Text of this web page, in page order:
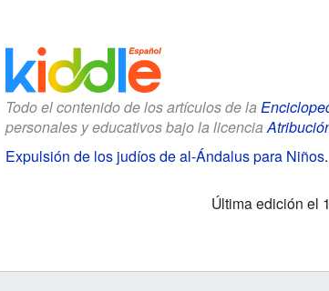
Todo el contenido de los artículos de la
personales y educativos bajo la licencia
Expulsión de los judíos de al-Ándalus para Niños.
Última edición el